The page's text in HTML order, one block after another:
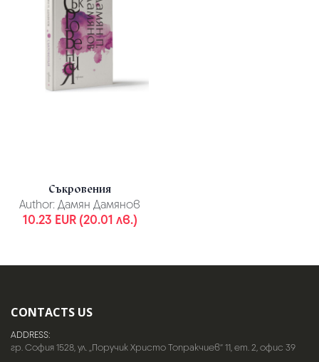
Съкровения
Author: Дамян Дамянов
10.23 EUR (20.01 лв.)
CONTACTS US
ADDRESS:
гр. София 1528, ул. „Поручик Христо Топракчиев“ 11, ет. 2, офис 39